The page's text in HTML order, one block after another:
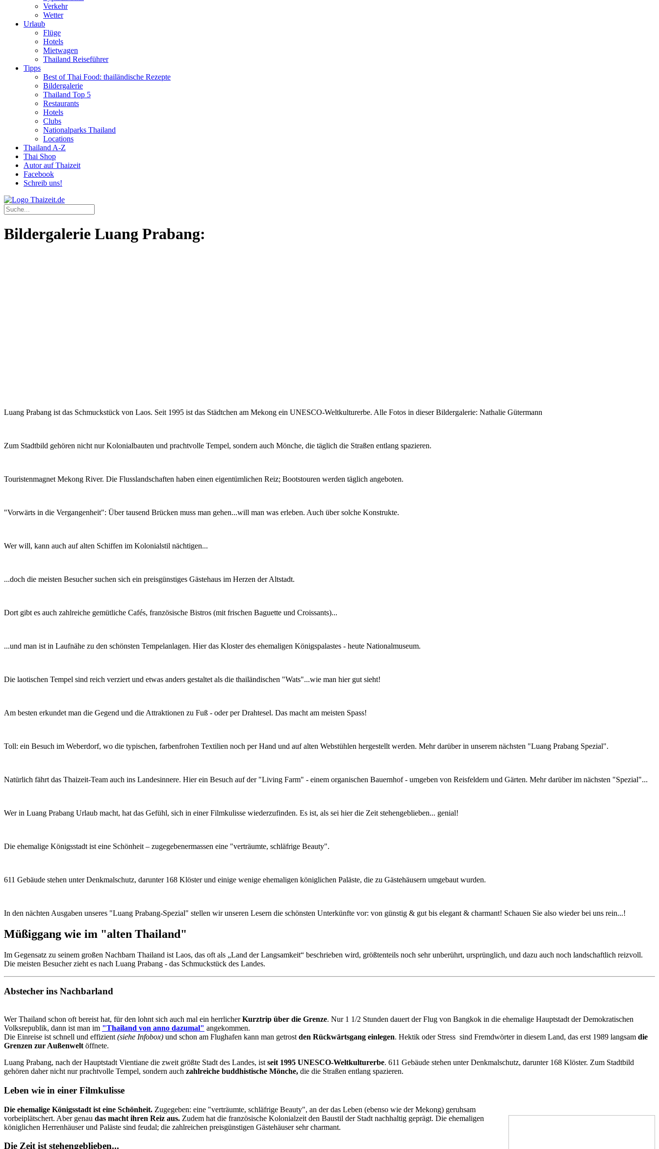
Verkehr
Wetter
Urlaub
Flüge
Hotels
Mietwagen
Thailand Reiseführer
Tipps
Best of Thai Food: thailändische Rezepte
Bildergalerie
Thailand Top 5
Restaurants
Hotels
Clubs
Nationalparks Thailand
Locations
Thailand A-Z
Thai Shop
Autor auf Thaizeit
Facebook
Schreib uns!
Bildergalerie Luang Prabang:
Luang Prabang ist das Schmuckstück von Laos. Seit 1995 ist das Städtchen am Mekong ein UNESCO-Weltkulturerbe. Alle Fotos in dieser Bildergalerie: Nathalie Gütermann
Zum Stadtbild gehören nicht nur Kolonialbauten und prachtvolle Tempel, sondern auch Mönche, die täglich die Straßen entlang spazieren.
Touristenmagnet Mekong River. Die Flusslandschaften haben einen eigentümlichen Reiz; Bootstouren werden täglich angeboten.
"Vorwärts in die Vergangenheit": Über tausend Brücken muss man gehen...will man was erleben. Auch über solche Konstrukte.
Wer will, kann auch auf alten Schiffen im Kolonialstil nächtigen...
...doch die meisten Besucher suchen sich ein preisgünstiges Gästehaus im Herzen der Altstadt.
Dort gibt es auch zahlreiche gemütliche Cafés, französische Bistros (mit frischen Baguette und Croissants)...
...und man ist in Laufnähe zu den schönsten Tempelanlagen. Hier das Kloster des ehemaligen Königspalastes - heute Nationalmuseum.
Die laotischen Tempel sind reich verziert und etwas anders gestaltet als die thailändischen "Wats"...wie man hier gut sieht!
Am besten erkundet man die Gegend und die Attraktionen zu Fuß - oder per Drahtesel. Das macht am meisten Spass!
Toll: ein Besuch im Weberdorf, wo die typischen, farbenfrohen Textilien noch per Hand und auf alten Webstühlen hergestellt werden. Mehr darüber in unserem nächsten "Luang Prabang Spezial".
Natürlich fährt das Thaizeit-Team auch ins Landesinnere. Hier ein Besuch auf der "Living Farm" - einem organischen Bauernhof - umgeben von Reisfeldern und Gärten. Mehr darüber im nächsten "Spezial"...
Wer in Luang Prabang Urlaub macht, hat das Gefühl, sich in einer Filmkulisse wiederzufinden. Es ist, als sei hier die Zeit stehengeblieben... genial!
Die ehemalige Königsstadt ist eine Schönheit – zugegebenermassen eine "verträumte, schläfrige Beauty".
611 Gebäude stehen unter Denkmalschutz, darunter 168 Klöster und einige wenige ehemaligen königlichen Paläste, die zu Gästehäusern umgebaut wurden.
In den nächten Ausgaben unseres "Luang Prabang-Spezial" stellen wir unseren Lesern die schönsten Unterkünfte vor: von günstig & gut bis elegant & charmant! Schauen Sie also wieder bei uns rein...!
Müßiggang wie im "alten Thailand"
Im Gegensatz zu seinem großen Nachbarn Thailand ist Laos, das oft als „Land der Langsamkeit“ beschrieben wird, größtenteils noch sehr unberührt, ursprünglich, und dazu auch noch landschaftlich reizvoll.
Die meisten Besucher zieht es nach Luang Prabang - das Schmuckstück des Landes.
Abstecher ins Nachbarland
Wer Thailand schon oft bereist hat, für den lohnt sich auch mal ein herrlicherKurztrip über die Grenze. Nur 1 1/2 Stunden dauert der Flug von Bangkok in die ehemalige Hauptstadt der Demokratischen
Volksrepublik, dann ist man im "Thailand von anno dazumal" angekommen.
Die Einreise ist schnell und effizient (siehe Infobox) und schon am Flughafen kann man getrost den Rückwärtsgang einlegen. Hektik oder Stress sind Fremdwörter in diesem Land, das erst 1989 langsam die
Grenzen zur Außenwelt öffnete.
Luang Prabang, nach der Hauptstadt Vientiane die zweit größte Stadt des Landes, ist seit 1995 UNESCO-Weltkulturerbe. 611 Gebäude stehen unter Denkmalschutz, darunter 168 Klöster. Zum Stadtbild
gehören daher nicht nur prachtvolle Tempel, sondern auch zahlreiche buddhistische Mönche, die die Straßen entlang spazieren.
Leben wie in einer Filmkulisse
Die ehemalige Königsstadt ist eine Schönheit. Zugegeben: eine "verträumte, schläfrige Beauty", an der das Leben (ebenso wie der Mekong) geruhsam
vorbeiplätschert. Aber genau das macht ihren Reiz aus. Zudem hat die französische Kolonialzeit den Baustil der Stadt nachhaltig geprägt. Die ehemaligen
königlichen Herrenhäuser und Paläste sind feudal; die zahlreichen preisgünstigen Gästehäuser sehr charmant.
Die Zeit ist stehengeblieben...